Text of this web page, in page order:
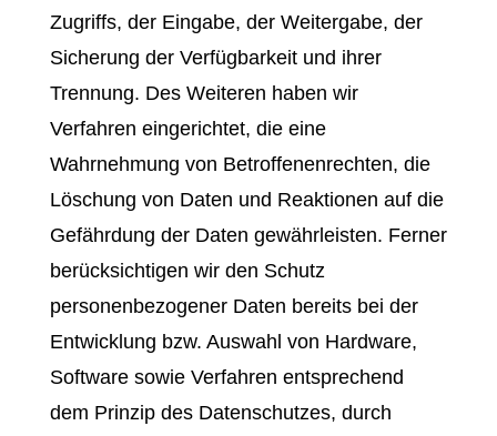
Zugriffs, der Eingabe, der Weitergabe, der
Sicherung der Verfügbarkeit und ihrer
Trennung. Des Weiteren haben wir
Verfahren eingerichtet, die eine
Wahrnehmung von Betroffenenrechten, die
Löschung von Daten und Reaktionen auf die
Gefährdung der Daten gewährleisten. Ferner
berücksichtigen wir den Schutz
personenbezogener Daten bereits bei der
Entwicklung bzw. Auswahl von Hardware,
Software sowie Verfahren entsprechend
dem Prinzip des Datenschutzes, durch